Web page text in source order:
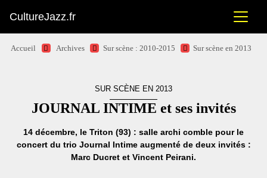
CultureJazz.fr
Accueil Archives Sur scène : 2010-2015 Sur scène en 2013
SUR SCÈNE EN 2013
JOURNAL INTIME et ses invités
14 décembre, le Triton (93) : salle archi comble pour le
concert du trio Journal Intime augmenté de deux invités :
Marc Ducret et Vincent Peirani.